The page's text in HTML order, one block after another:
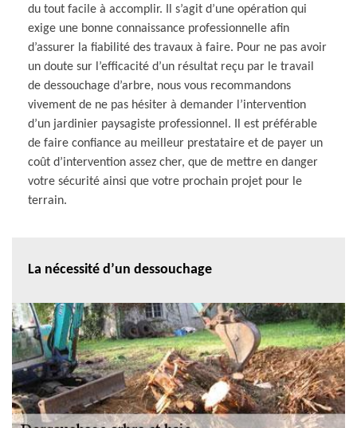
du tout facile à accomplir. Il s’agit d’une opération qui
exige une bonne connaissance professionnelle afin
d’assurer la fiabilité des travaux à faire. Pour ne pas avoir
un doute sur l’efficacité d’un résultat reçu par le travail
de dessouchage d’arbre, nous vous recommandons
vivement de ne pas hésiter à demander l’intervention
d’un jardinier paysagiste professionnel. Il est préférable
de faire confiance au meilleur prestataire et de payer un
coût d’intervention assez cher, que de mettre en danger
votre sécurité ainsi que votre prochain projet pour le
terrain.
La nécessité d’un dessouchage